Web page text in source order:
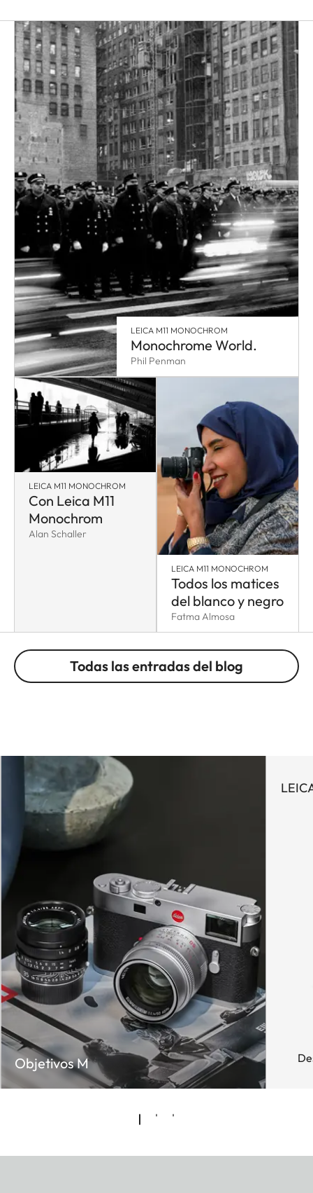
LEICA M11 MONOCHROM
Monochrome World.
Phil Penman
LEICA M11 MONOCHROM
Con Leica M11
Monochrom
Alan Schaller
LEICA M11 MONOCHROM
Todos los matices
del blanco y negro
Fatma Almosa
Todas las entradas del blog
Objetivos M